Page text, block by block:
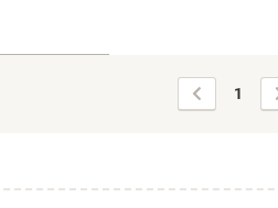
Page
précédente
1